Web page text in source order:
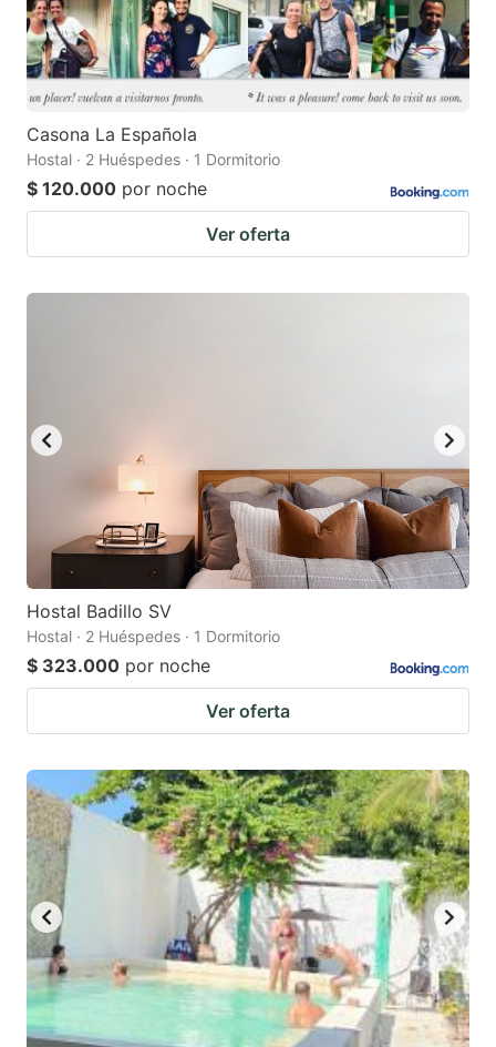
Casona La Española
Hostal · 2 Huéspedes · 1 Dormitorio
$ 120.000 por noche
Ver oferta
Hostal Badillo SV
Hostal · 2 Huéspedes · 1 Dormitorio
$ 323.000 por noche
Ver oferta